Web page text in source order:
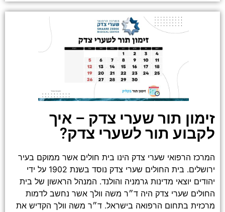
זימון תור שערי צדק – איך
לקבוע תור לשערי צדק?
המרכז הרפואי שערי צדק הינו בית חולים אשר ממוקם בעיר
ירושלים. בית החולים שערי צדק נוסד בשנת 1902 על ידי
יהודים יוצאי מדינות גרמניה והולנד. המנהל הראשון של בית
החולים שערי צדק היה ד״ר משה וולך אשר נחשב לדמות
מרכזית בתחום הרפואה בישראל. ד״ר משה וולך הקדיש את